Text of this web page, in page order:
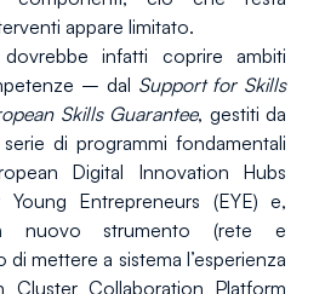
appare limitato.
infatti coprire ambiti
– dal Support for Skills
Skills Guarantee, gestiti da
di programmi fondamentali
Digital Innovation Hubs
Entrepreneurs (EYE) e,
nuovo strumento (rete e
mettere a sistema l’esperienza
Cluster Collaboration Platform